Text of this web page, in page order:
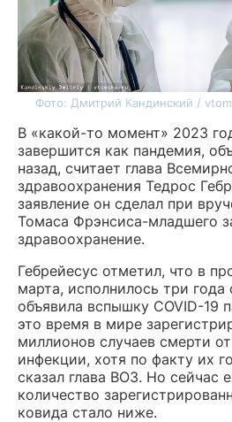
Фото: Дмитрий Кандинский /
В «какой-то момент» 2023
завершится как пандемия,
назад, считает глава
здравоохранения Тедрос
заявление он сделал при
Томаса Фрэнсиса-младшего
здравоохранение.
Гебрейесус отметил, что в
марта, исполнилось три
объявила вспышку COVID-19
это время в мире
миллионов случаев смерти
инфекции, хотя по факту их
сказал глава ВОЗ. Но сейчас
количество
ковида стало ниже.